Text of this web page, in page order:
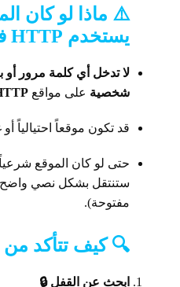
⚠️ ماذا لو كان
يستخدم HTTP
لا تدخل أي كلمة مرور أو
شخصية على مواقع
قد تكون موقعاً احتيالياً
حتى لو كان الموقع
ستنتقل بشكل نصي
مفتوحة).
🔍 كيف تتأكد
ابحث عن القفل 🔒